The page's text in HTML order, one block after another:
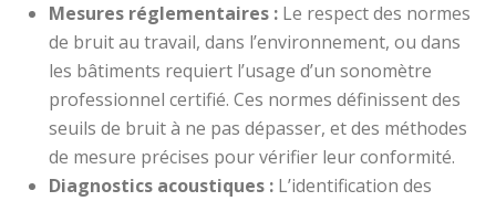
Mesures réglementaires : Le respect des normes
de bruit au travail, dans l’environnement, ou dans
les bâtiments requiert l’usage d’un sonomètre
professionnel certifié. Ces normes définissent des
seuils de bruit à ne pas dépasser, et des méthodes
de mesure précises pour vérifier leur conformité.
Diagnostics acoustiques : L’identification des